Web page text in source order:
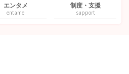
エンタメ
entame
制度・支援
support